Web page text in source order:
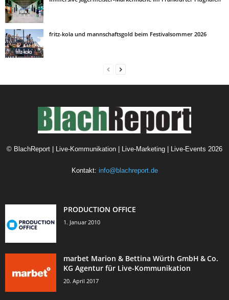
fritz-kola und mannschaftsgold beim Festivalsommer 2026
© BlachReport | Live-Kommunikation | Live-Marketing | Live-Events 2026
Kontakt: info@blachreport.de
PRODUCTION OFFICE
1. Januar 2010
marbet Marion & Bettina Würth GmbH & Co.
KG Agentur für Live-Kommunikation
20. April 2017